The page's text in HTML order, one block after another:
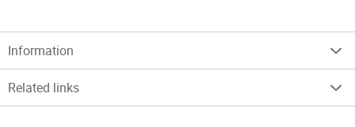
Information
Related links